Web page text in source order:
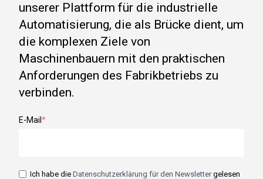
unserer Plattform für die industrielle
Automatisierung, die als Brücke dient, um
die komplexen Ziele von
Maschinenbauern mit den praktischen
Anforderungen des Fabrikbetriebs zu
verbinden.
E-Mail *
Ich habe die Datenschutzerklärung für den Newslettergelesen